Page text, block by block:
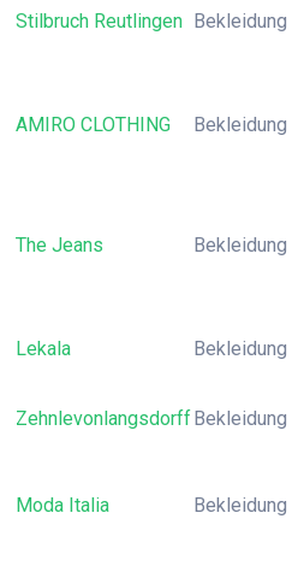
Stilbruch Reutlingen Bekleidung
AMIRO CLOTHING Bekleidung
The Jeans Bekleidung
Lekala Bekleidung
ZehnlevonlangsdorffBekleidung
Moda Italia Bekleidung